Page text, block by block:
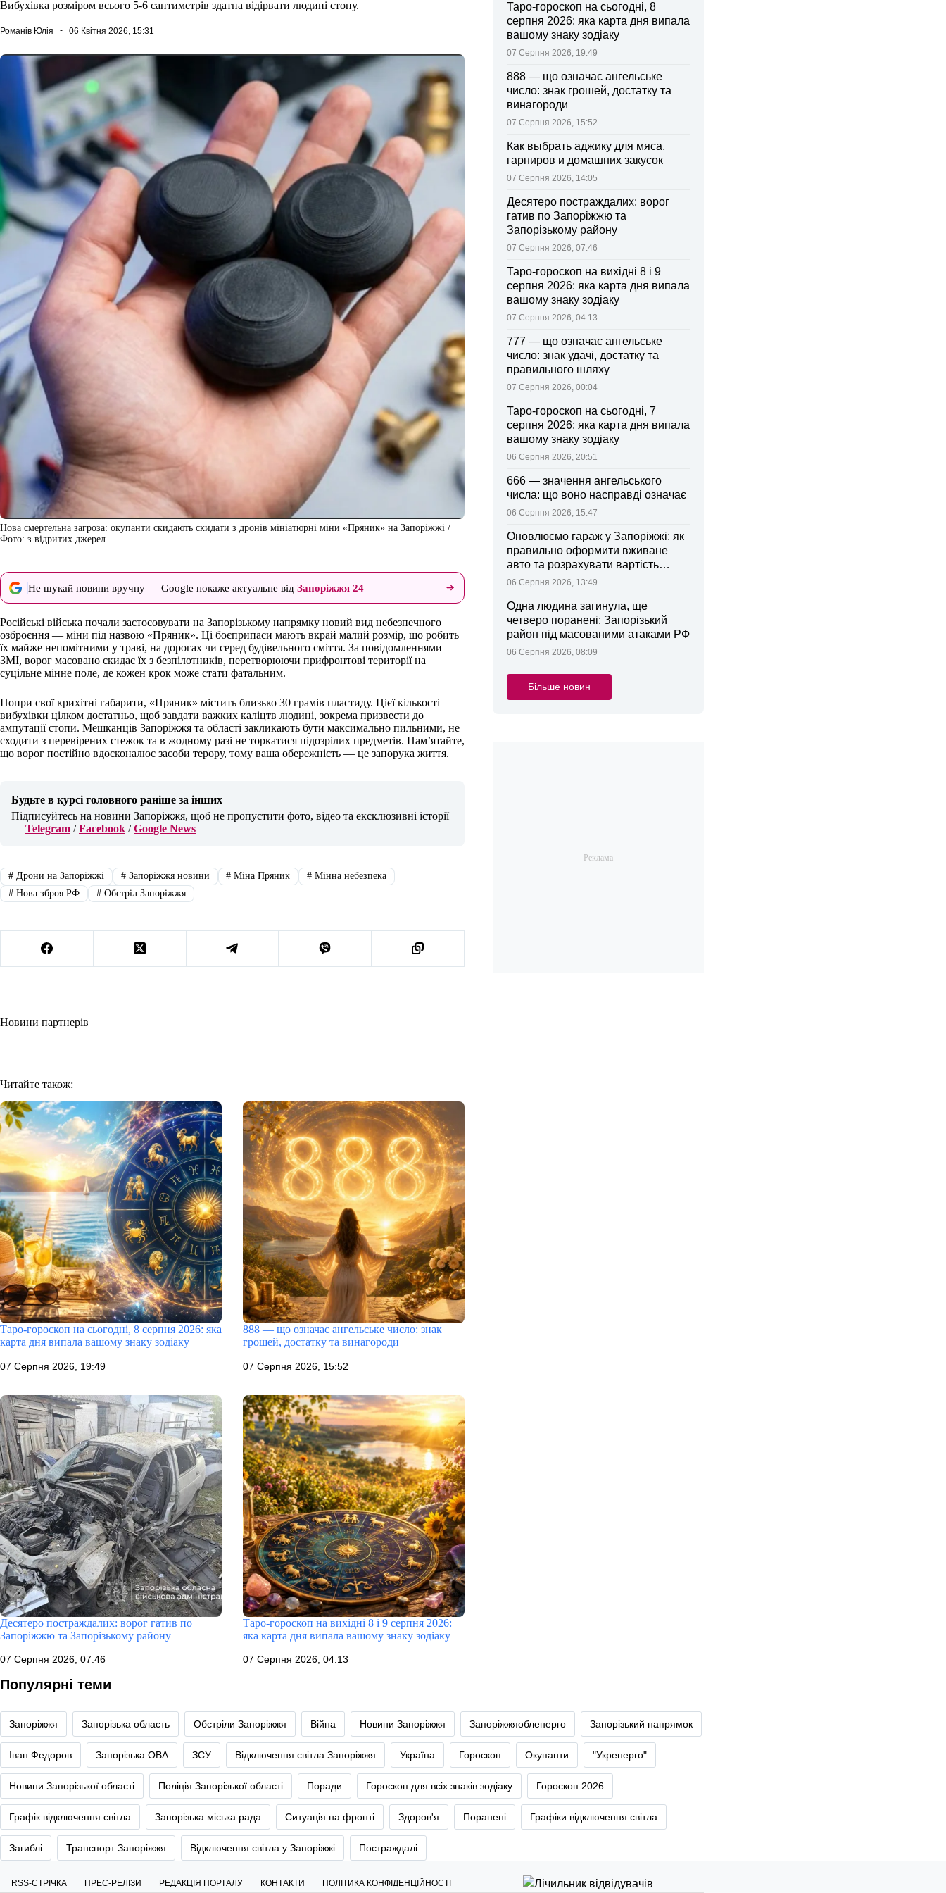
Вибухівка розміром всього 5-6 сантиметрів здатна відірвати людині стопу.
Романів Юлія 06 Квітня 2026, 15:31
Нова смертельна загроза: окупанти скидають скидати з дронів мініатюрні міни «Пряник» на Запоріжжі /
Фото: з відритих джерел
Не шукай новини вручну — Google покаже актуальне від Запоріжжя 24
Російські війська почали застосовувати на Запорізькому напрямку новий вид небезпечного
озброєння — міни під назвою «Пряник». Ці боєприпаси мають вкрай малий розмір, що робить
їх майже непомітними у траві, на дорогах чи серед будівельного сміття. За повідомленнями
ЗМІ, ворог масовано скидає їх з безпілотників, перетворюючи прифронтові території на
суцільне мінне поле, де кожен крок може стати фатальним.
Попри свої крихітні габарити, «Пряник» містить близько 30 грамів пластиду. Цієї кількості
вибухівки цілком достатньо, щоб завдати важких каліцтв людині, зокрема призвести до
ампутації стопи. Мешканців Запоріжжя та області закликають бути максимально пильними, не
сходити з перевірених стежок та в жодному разі не торкатися підозрілих предметів. Пам’ятайте,
що ворог постійно вдосконалює засоби терору, тому ваша обережність — це запорука життя.
Будьте в курсі головного раніше за інших
Підписуйтесь на новини Запоріжжя, щоб не пропустити фото, відео та ексклюзивні історії
— Telegram /Facebook /Google News
#Дрони на Запоріжжі #Запоріжжя новини # Міна Пряник # Мінна небезпека
#Нова зброя РФ #Обстріл Запоріжжя
Новини партнерів
Читайте також:
Таро-гороскоп на сьогодні, 8 серпня 2026: яка
карта дня випала вашому знаку зодіаку
07 Серпня 2026, 19:49
888 — що означає ангельське число: знак
грошей, достатку та винагороди
07 Серпня 2026, 15:52
Десятеро постраждалих: ворог гатив по
Запоріжжю та Запорізькому району
07 Серпня 2026, 07:46
Таро-гороскоп на вихідні 8 і 9 серпня 2026:
яка карта дня випала вашому знаку зодіаку
07 Серпня 2026, 04:13
Таро-гороскоп на сьогодні, 8
серпня 2026: яка карта дня випала
вашому знаку зодіаку
07 Серпня 2026, 19:49
888 — що означає ангельське
число: знак грошей, достатку та
винагороди
07 Серпня 2026, 15:52
Как выбрать аджику для мяса,
гарниров и домашних закусок
07 Серпня 2026, 14:05
Десятеро постраждалих: ворог
гатив по Запоріжжю та
Запорізькому району
07 Серпня 2026, 07:46
Таро-гороскоп на вихідні 8 і 9
серпня 2026: яка карта дня випала
вашому знаку зодіаку
07 Серпня 2026, 04:13
777 — що означає ангельське
число: знак удачі, достатку та
правильного шляху
07 Серпня 2026, 00:04
Таро-гороскоп на сьогодні, 7
серпня 2026: яка карта дня випала
вашому знаку зодіаку
06 Серпня 2026, 20:51
666 — значення ангельського
числа: що воно насправді означає
06 Серпня 2026, 15:47
Оновлюємо гараж у Запоріжжі: як
правильно оформити вживане
авто та розрахувати вартість
поліса
06 Серпня 2026, 13:49
Одна людина загинула, ще
четверо поранені: Запорізький
район під масованими атаками РФ
06 Серпня 2026, 08:09
Більше новин
Популярні теми
Запоріжжя Запорізька область Обстріли Запоріжжя Війна Новини Запоріжжя Запоріжжяобленерго Запорізький напрямок
Іван Федоров Запорізька ОВА ЗСУ Відключення світла Запоріжжя Україна Гороскоп Окупанти "Укренерго"
Новини Запорізької області Поліція Запорізької області Поради Гороскоп для всіх знаків зодіаку Гороскоп 2026
Графік відключення світла Запорізька міська рада Ситуація на фронті Здоров'я Поранені Графіки відключення світла
Загиблі Транспорт Запоріжжя Відключення світла у Запоріжжі Постраждалі
RSS-СТРІЧКА ПРЕС-РЕЛІЗИ РЕДАКЦІЯ ПОРТАЛУ КОНТАКТИ ПОЛІТИКА КОНФІДЕНЦІЙНОСТІ